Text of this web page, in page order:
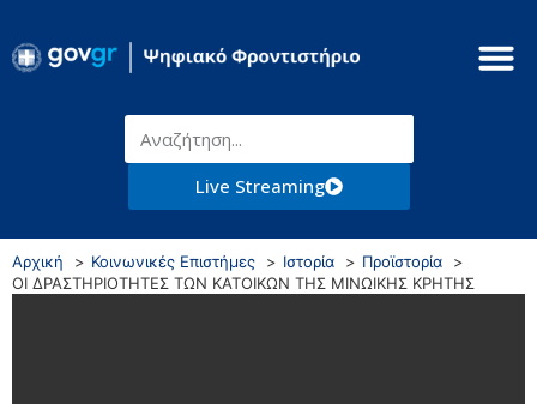
Live Streaming
Αρχική Κοινωνικές Επιστήμες Ιστορία
Προϊστορία
ΟΙ ΔΡΑΣΤΗΡΙΟΤΗΤΕΣ ΤΩΝ ΚΑΤΟΙΚΩΝ ΤΗΣ ΜΙΝΩΙΚΗΣ ΚΡΗΤΗΣ